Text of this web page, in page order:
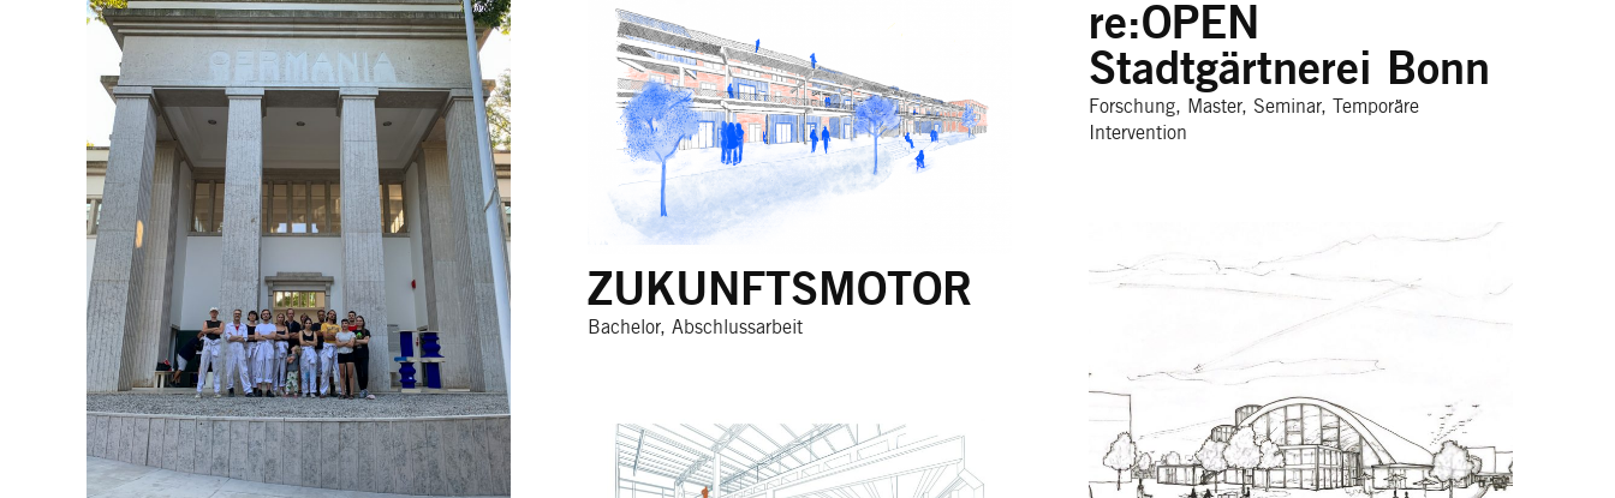
re:OPEN
Stadtgärtnerei Bonn
Forschung, Master, Seminar, Temporäre
Intervention
ZUKUNFTSMOTOR
Bachelor, Abschlussarbeit